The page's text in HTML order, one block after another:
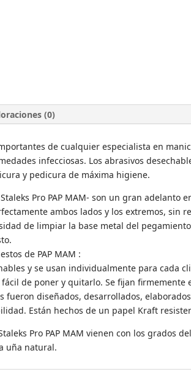
(0)
de cualquier especialista en
infecciosas. Los abrasivos
y pedicura de máxima higiene.
Pro PAP MAM- son un gran
ambos lados y los extremos, sin
de limpiar la base metal del
de PAP MAM :
y se usan individualmente para cada
fácil de poner y quitarlo. Se fijan
fueron diseñados, desarrollados,
Están hechos de un papel Kraft
Pro PAP MAM vienen con los
uña natural.